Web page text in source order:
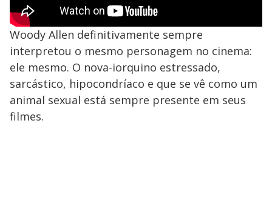
Woody Allen definitivamente sempre
interpretou o mesmo personagem no cinema:
ele mesmo. O nova-iorquino estressado,
sarcástico, hipocondríaco e que se vê como um
animal sexual está sempre presente em seus
filmes.